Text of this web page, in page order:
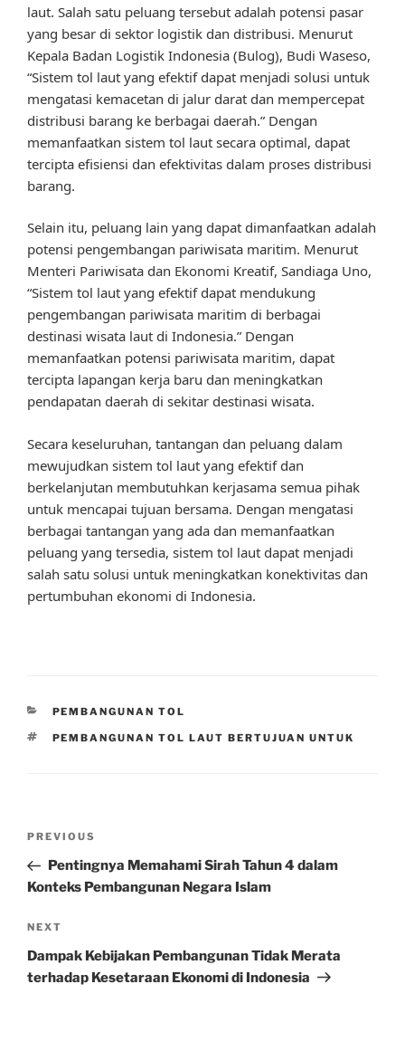
laut. Salah satu peluang tersebut adalah potensi pasar
yang besar di sektor logistik dan distribusi. Menurut
Kepala Badan Logistik Indonesia (Bulog), Budi Waseso,
“Sistem tol laut yang efektif dapat menjadi solusi untuk
mengatasi kemacetan di jalur darat dan mempercepat
distribusi barang ke berbagai daerah.” Dengan
memanfaatkan sistem tol laut secara optimal, dapat
tercipta efisiensi dan efektivitas dalam proses distribusi
barang.
Selain itu, peluang lain yang dapat dimanfaatkan adalah
potensi pengembangan pariwisata maritim. Menurut
Menteri Pariwisata dan Ekonomi Kreatif, Sandiaga Uno,
“Sistem tol laut yang efektif dapat mendukung
pengembangan pariwisata maritim di berbagai
destinasi wisata laut di Indonesia.” Dengan
memanfaatkan potensi pariwisata maritim, dapat
tercipta lapangan kerja baru dan meningkatkan
pendapatan daerah di sekitar destinasi wisata.
Secara keseluruhan, tantangan dan peluang dalam
mewujudkan sistem tol laut yang efektif dan
berkelanjutan membutuhkan kerjasama semua pihak
untuk mencapai tujuan bersama. Dengan mengatasi
berbagai tantangan yang ada dan memanfaatkan
peluang yang tersedia, sistem tol laut dapat menjadi
salah satu solusi untuk meningkatkan konektivitas dan
pertumbuhan ekonomi di Indonesia.
CATEGORIES
PEMBANGUNAN TOL
TAGS
PEMBANGUNAN TOL LAUT BERTUJUAN UNTUK
Previous
Post
PREVIOUS
Pentingnya Memahami Sirah Tahun 4 dalam
Konteks Pembangunan Negara Islam
Next
Post
NEXT
Dampak Kebijakan Pembangunan Tidak Merata
terhadap Kesetaraan Ekonomi di Indonesia